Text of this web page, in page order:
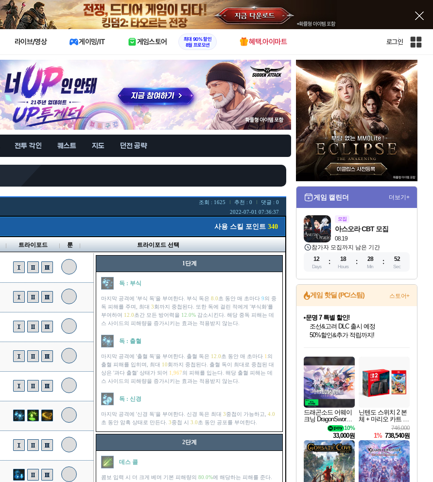
X
라이브/영상 게이밍/IT 게임스토어
최대 90% 할인
8월 프로모션
혜택.아이마트 로그인
인
전
체
사
이
트
맵
전투 각인 퀘스트 지도 던전 공략
조회 : 1625 추천 : 0
댓글 : 0
2022-07-01 07:36:37
사용 스킬 포인트 340
트라이포드 룬 트라이포드 선택
1단계
독 : 부식
마지막 공격에 '부식 독'을 부여한다. 부식 독은 8.0초 동안 매 초마다 9의 중
독 피해를 주며, 최대 3회까지 중첩된다. 또한 독에 걸린 적에게 '부식화'를
부여하여 12.0초간 모든 방어력을 12.0% 감소시킨다. 해당 중독 피해는 데
스 사이드의 피해량을 증가시키는 효과는 적용받지 않는다.
독 : 출혈
마지막 공격에 '출혈 독'을 부여한다. 출혈 독은 12.0초 동안 매 초마다 1 의
출혈 피해를 입히며, 최대 10회까지 중첩된다. 출혈 독이 최대로 중첩된 대
상은 '과다 출혈' 상태가 되어 1,967의 피해를 입는다. 해당 출혈 피해는 데
스 사이드의 피해량을 증가시키는 효과는 적용받지 않는다.
독 : 신경
마지막 공격에 '신경 독'을 부여한다. 신경 독은 최대 3중첩이 가능하고, 4.0
초 동안 암흑 상태로 만든다. 3중첩 시 3.0초 동안 공포를 부여한다.
2단계
데스 콜
콤보 입력 시 더 크게 베며 기본 피해량의 80.0%에 해당하는 피해를 준다.
게임 캘린더 더보기+
모집
08.19
아스오라 CBT 모집
참가자 모집까지 남은 기간
12
Days
18
Hours
28
Min
51
Sec
게임 핫딜 (PC/스팀) 스토어+
최대 90% 할인가를 만나보세요!
네이버혜택과 함께 만나보세요!
문명 7 특별 할인!
조선&고려 DLC 출시 예정
50%할인&추가 적립까지!
이니&베니 혜택까지!
네이버 혜택가와 함께 예약하세요!
할인&네이버혜택으로 만나보세요!
네이버페이 혜택과 만나보세요!
40주년 프로모션으로 만나보세요!
네이버 포인트 혜택까지!
할인가에 만나보세요!
일부 에디션 상시 할인!
혜택으로 예약 판매 중
편안하게 충전하세요
드래곤소드 어웨이
크닝 DragonSword A
10%
33,000원
닌텐도 스위치 2 본
체 + 마리오 카트 월
746,000
1% 738,540원